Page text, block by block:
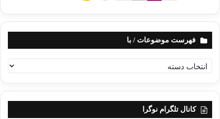
فهرست موضوعات / با
ه
ر
کانال تلگرام نوگرا